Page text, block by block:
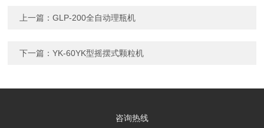
上一篇：GLP-200全自动理瓶机
下一篇：YK-60YK型摇摆式颗粒机
咨询热线